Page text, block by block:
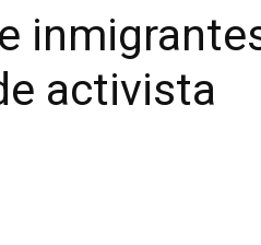
activista